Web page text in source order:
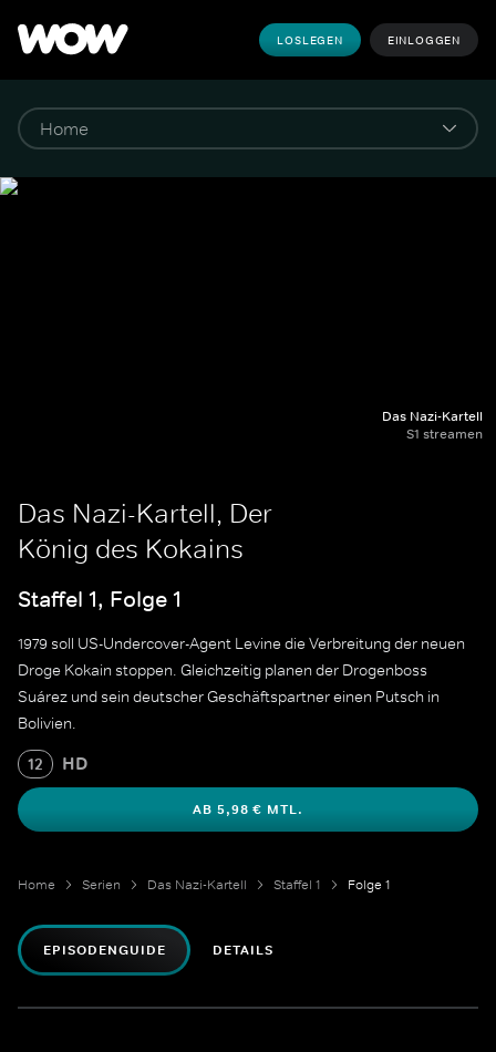
LOSLEGEN EINLOGGEN
Das Nazi-Kartell
S1 streamen
Das Nazi-Kartell, Der
König des Kokains
Staffel 1, Folge 1
1979 soll US-Undercover-Agent Levine die Verbreitung der neuen
Droge Kokain stoppen. Gleichzeitig planen der Drogenboss
Suárez und sein deutscher Geschäftspartner einen Putsch in
Bolivien.
12 HD
AB 5,98 € MTL.
Home Serien Das Nazi-Kartell Staffel 1 Folge 1
EPISODENGUIDE DETAILS